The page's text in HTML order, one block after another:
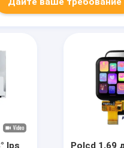
Ips
Polcd 1,69